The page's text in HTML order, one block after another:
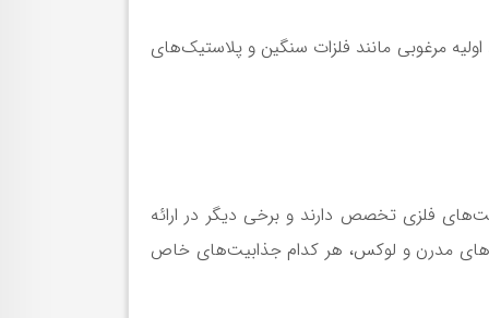
مرغوبی مانند فلزات سنگین و پلاستیک‌های
فلزی تخصص دارند و برخی دیگر در ارائه
مدرن و لوکس، هر کدام جذابیت‌های خاص